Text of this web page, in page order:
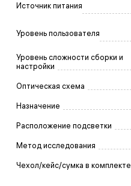
Источник питания
Уровень пользователя
Уровень сложности сборки и
настройки
Оптическая схема
Назначение
Расположение подсветки
Метод исследования
Чехол/кейс/сумка в комплекте